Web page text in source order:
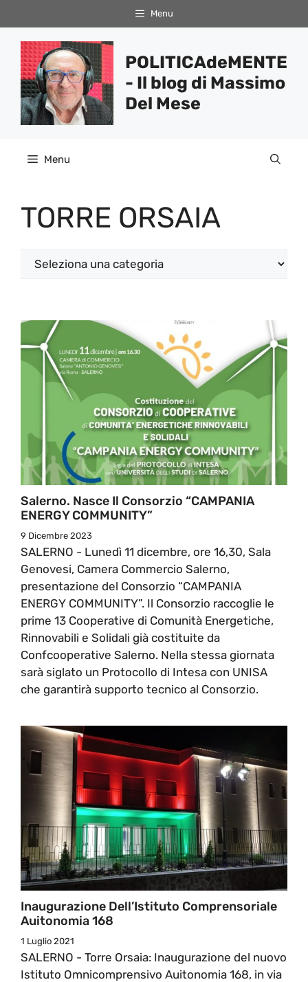
al
contenuto
Menu
POLITICAdeMENTE
- Il blog di Massimo
Del Mese
Menu
TORRE ORSAIA
Categorie
Salerno. Nasce Il Consorzio “CAMPANIA
ENERGY COMMUNITY”
9 Dicembre 2023
SALERNO - Lunedì 11 dicembre, ore 16,30, Sala
Genovesi, Camera Commercio Salerno,
presentazione del Consorzio “CAMPANIA
ENERGY COMMUNITY”. Il Consorzio raccoglie le
prime 13 Cooperative di Comunità Energetiche,
Rinnovabili e Solidali già costituite da
Confcooperative Salerno. Nella stessa giornata
sarà siglato un Protocollo di Intesa con UNISA
che garantirà supporto tecnico al Consorzio.
Inaugurazione Dell’Istituto Comprensoriale
Auitonomia 168
1 Luglio 2021
SALERNO - Torre Orsaia: Inaugurazione del nuovo
Istituto Omnicomprensivo Auitonomia 168, in via